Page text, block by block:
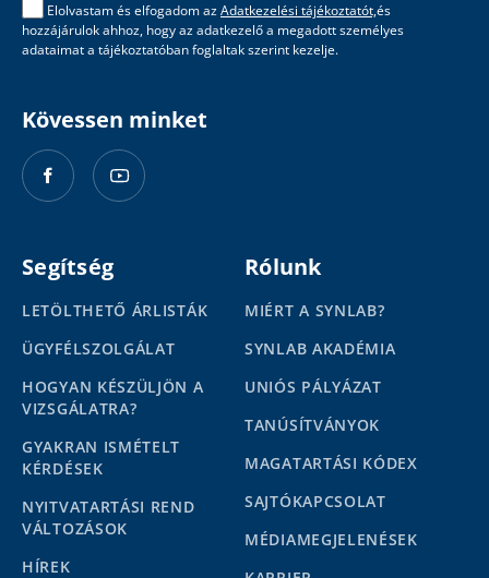
Elolvastam és elfogadom azAdatkezelési tájékoztatót,és
hozzájárulok ahhoz, hogy az adatkezelő a megadott személyes
adataimat a tájékoztatóban foglaltak szerint kezelje.
Kövessen minket
Segítség
LETÖLTHETŐ ÁRLISTÁK
ÜGYFÉLSZOLGÁLAT
HOGYAN KÉSZÜLJÖN A
VIZSGÁLATRA?
GYAKRAN ISMÉTELT
KÉRDÉSEK
NYITVATARTÁSI REND
VÁLTOZÁSOK
HÍREK
Rólunk
MIÉRT A SYNLAB?
SYNLAB AKADÉMIA
UNIÓS PÁLYÁZAT
TANÚSÍTVÁNYOK
MAGATARTÁSI KÓDEX
SAJTÓKAPCSOLAT
MÉDIAMEGJELENÉSEK